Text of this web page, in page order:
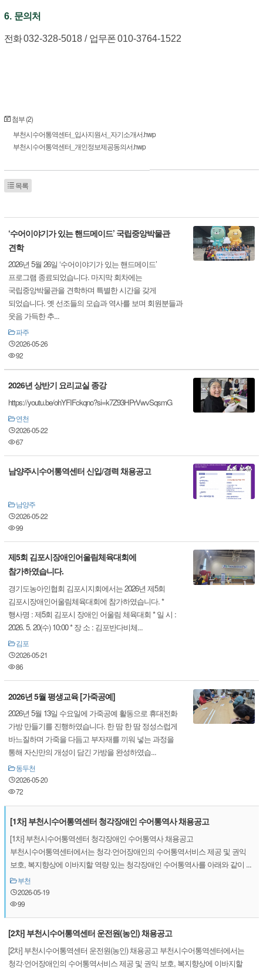
6. 문의처
전화032-328-5018 / 업무폰010-3764-1522
첨부 (2)
부천시수어통역센터_입사지원서_자기소개서.hwp
부천시수어통역센터_개인정보제공동의서.hwp
목록
‘수어이야기가 있는 핸드메이드’ 국립중앙박물관
견학
2026년 5월 26일 ‘수어이야기가 있는 핸드메이드’
프로그램 종료되었습니다. 마지막 회차에는
국립중앙박물관을 견학하며 특별한 시간을 갖게
되었습니다. 옛 선조들의 모습과 역사를 보며 회원분들과
웃음 가득한 추...
파주
2026-05-26
92
2026년 상반기 요리교실 종강
https://youtu.be/ohYFIFckqno?si=k7Z93HPrVwvSqsmG
연천
2026-05-22
67
남양주시수어통역센터 신입/경력 채용공고
남양주
2026-05-22
99
제5회 김포시장애인어울림체육대회에
참가하였습니다.
경기도농아인협회 김포시지회에서는 2026년 제5회
김포시장애인어울림체육대회에 참가하였습니다. *
행사명 : 제5회 김포시 장애인 어울림 체육대회 * 일 시 :
2026. 5. 20(수) 10:00 * 장 소 : 김포반다비체...
김포
2026-05-21
86
2026년 5월 평생교육 [가죽공예]
2026년 5월 13일 수요일에 가죽공예 활동으로 휴대전화
가방 만들기를 진행하였습니다. 한 땀 한 땀 정성스럽게
바느질하며 가죽을 다듬고 부자재를 끼워 넣는 과정을
통해 자신만의 개성이 담긴 가방을 완성하였습...
동두천
2026-05-20
72
[1차] 부천시수어통역센터 청각장애인 수어통역사 채용공고
[1차] 부천시수어통역센터 청각장애인 수어통역사 채용공고
부천시수어통역센터에서는 청각·언어장애인의 수어통역서비스 제공 및 권익
보호, 복지향상에 이바지할 역량 있는 청각장애인 수어통역사를 아래와 같이 ...
부천
2026-05-19
99
[2차] 부천시수어통역센터 운전원(농인) 채용공고
[2차] 부천시수어통역센터 운전원(농인) 채용공고 부천시수어통역센터에서는
청각·언어장애인의 수어통역서비스 제공 및 권익 보호, 복지향상에 이바지할